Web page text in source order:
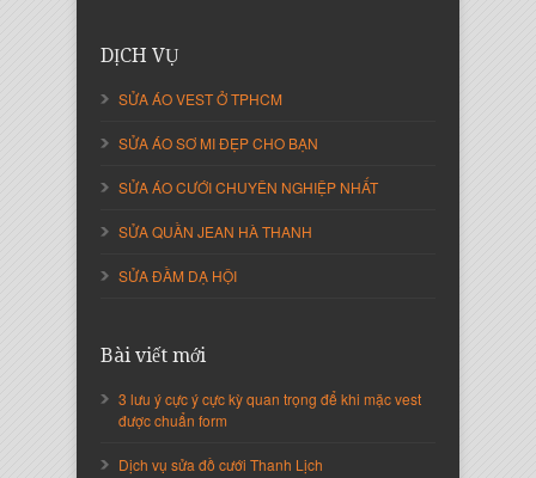
Nguyễn Thị Cẩm Loan
DỊCH VỤ
SỬA ÁO VEST Ở TPHCM
SỬA ÁO SƠ MI ĐẸP CHO BẠN
SỬA ÁO CƯỚI CHUYÊN NGHIỆP NHẤT
SỬA QUẦN JEAN HÀ THANH
SỬA ĐẦM DẠ HỘI
Bài viết mới
3 lưu ý cực ý cực kỳ quan trọng để khi mặc vest
được chuẩn form
Dịch vụ sửa đồ cưới Thanh Lịch